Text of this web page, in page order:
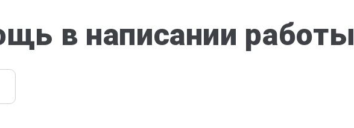
в написании работы